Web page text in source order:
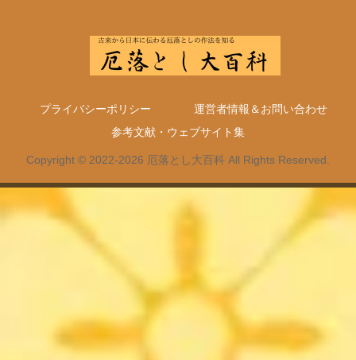
プライバシーポリシー
運営者情報＆お問い合わせ
参考文献・ウェブサイト集
Copyright © 2022-2026 厄落とし大百科 All Rights Reserved.